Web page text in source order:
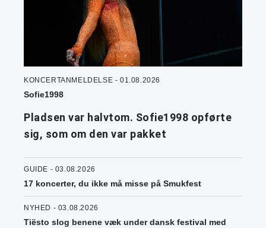
KONCERTANMELDELSE - 01.08.2026
Sofie1998
Pladsen var halvtom. Sofie1998 opførte
sig, som om den var pakket
GUIDE - 03.08.2026
17 koncerter, du ikke må misse på Smukfest
NYHED - 03.08.2026
Tiësto slog benene væk under dansk festival med